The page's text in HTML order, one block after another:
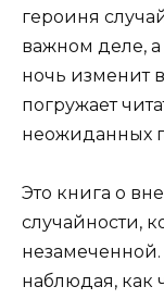
героиня
важном деле, а
ночь изменит
погружает
неожиданных
Это книга о
случайности,
наблюдая, как